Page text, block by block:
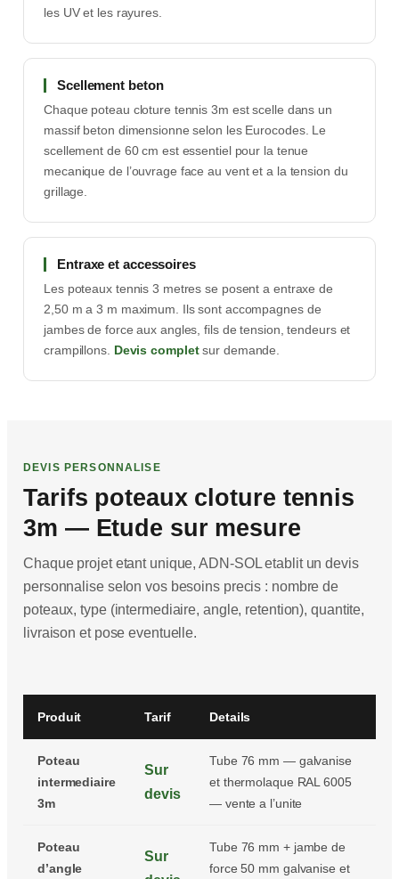
les UV et les rayures.
Scellement beton
Chaque poteau cloture tennis 3m est scelle dans un
massif beton dimensionne selon les Eurocodes. Le
scellement de 60 cm est essentiel pour la tenue
mecanique de l’ouvrage face au vent et a la tension du
grillage.
Entraxe et accessoires
Les poteaux tennis 3 metres se posent a entraxe de
2,50 m a 3 m maximum. Ils sont accompagnes de
jambes de force aux angles, fils de tension, tendeurs et
crampillons. Devis completsur demande.
DEVIS PERSONNALISE
Tarifs poteaux cloture tennis
3m — Etude sur mesure
Chaque projet etant unique, ADN-SOL etablit un devis
personnalise selon vos besoins precis : nombre de
poteaux, type (intermediaire, angle, retention), quantite,
livraison et pose eventuelle.
Produit Tarif Details
Poteau
intermediaire
3m
Sur
devis
Tube 76 mm — galvanise
et thermolaque RAL 6005
— vente a l’unite
Poteau
d’angle
Sur
Tube 76 mm + jambe de
force 50 mm galvanise et